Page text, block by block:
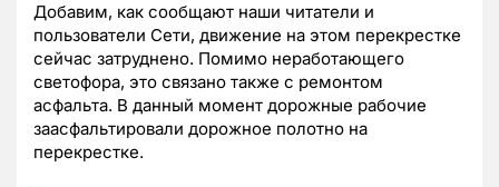
Добавим, как сообщают наши читатели и
пользователи Сети, движение на этом перекрестке
сейчас затруднено. Помимо неработающего
светофора, это связано также с ремонтом
асфальта. В данный момент дорожные рабочие
заасфальтировали дорожное полотно на
перекрестке.